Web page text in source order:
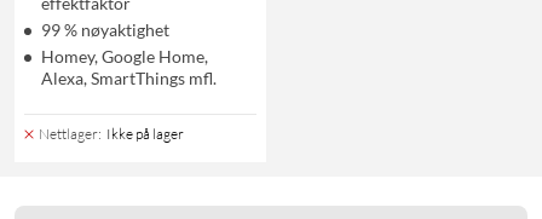
99 % nøyaktighet
Homey, Google Home,
Alexa, SmartThings mfl.
Nettlager: Ikke på lager